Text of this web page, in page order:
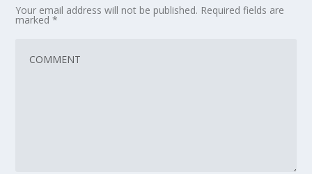
Your email address will not be published. Required fields are
marked*